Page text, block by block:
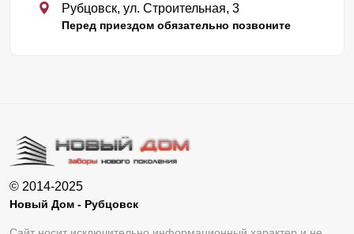
Рубцовск, ул. Строительная, 3
Перед приездом обязательно позвоните
© 2014-2025
Новый Дом - Рубцовск